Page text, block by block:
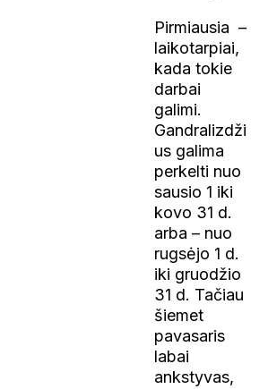
Pirmiausia –
laikotarpiai,
kada tokie
darbai
galimi.
Gandralizdži
us galima
perkelti nuo
sausio 1 iki
kovo 31 d.
arba – nuo
rugsėjo 1 d.
iki gruodžio
31 d. Tačiau
šiemet
pavasaris
labai
ankstyvas,